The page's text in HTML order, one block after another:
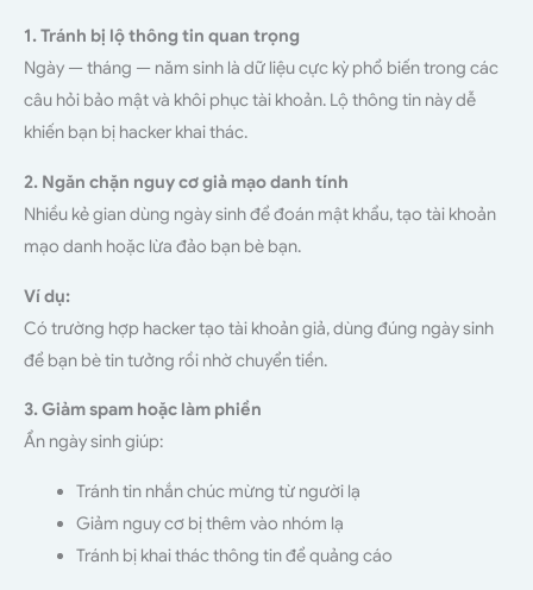
1. Tránh bị lộ thông tin quan trọng
Ngày — tháng — năm sinh là dữ liệu cực kỳ phổ biến trong các
câu hỏi bảo mật và khôi phục tài khoản. Lộ thông tin này dễ
khiến bạn bị hacker khai thác.
2. Ngăn chặn nguy cơ giả mạo danh tính
Nhiều kẻ gian dùng ngày sinh để đoán mật khẩu, tạo tài khoản
mạo danh hoặc lừa đảo bạn bè bạn.
Ví dụ:
Có trường hợp hacker tạo tài khoản giả, dùng đúng ngày sinh
để bạn bè tin tưởng rồi nhờ chuyển tiền.
3. Giảm spam hoặc làm phiền
Ẩn ngày sinh giúp:
Tránh tin nhắn chúc mừng từ người lạ
Giảm nguy cơ bị thêm vào nhóm lạ
Tránh bị khai thác thông tin để quảng cáo